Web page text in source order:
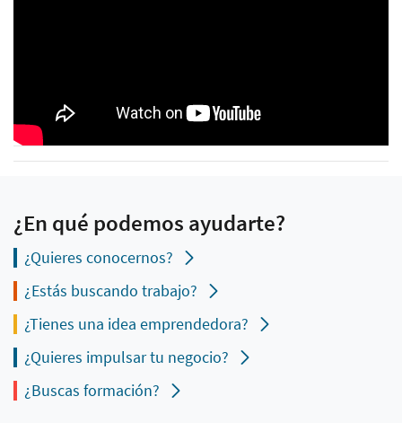
¿En qué podemos ayudarte?
¿Quieres conocernos?
¿Estás buscando trabajo?
¿Tienes una idea emprendedora?
¿Quieres impulsar tu negocio?
¿Buscas formación?